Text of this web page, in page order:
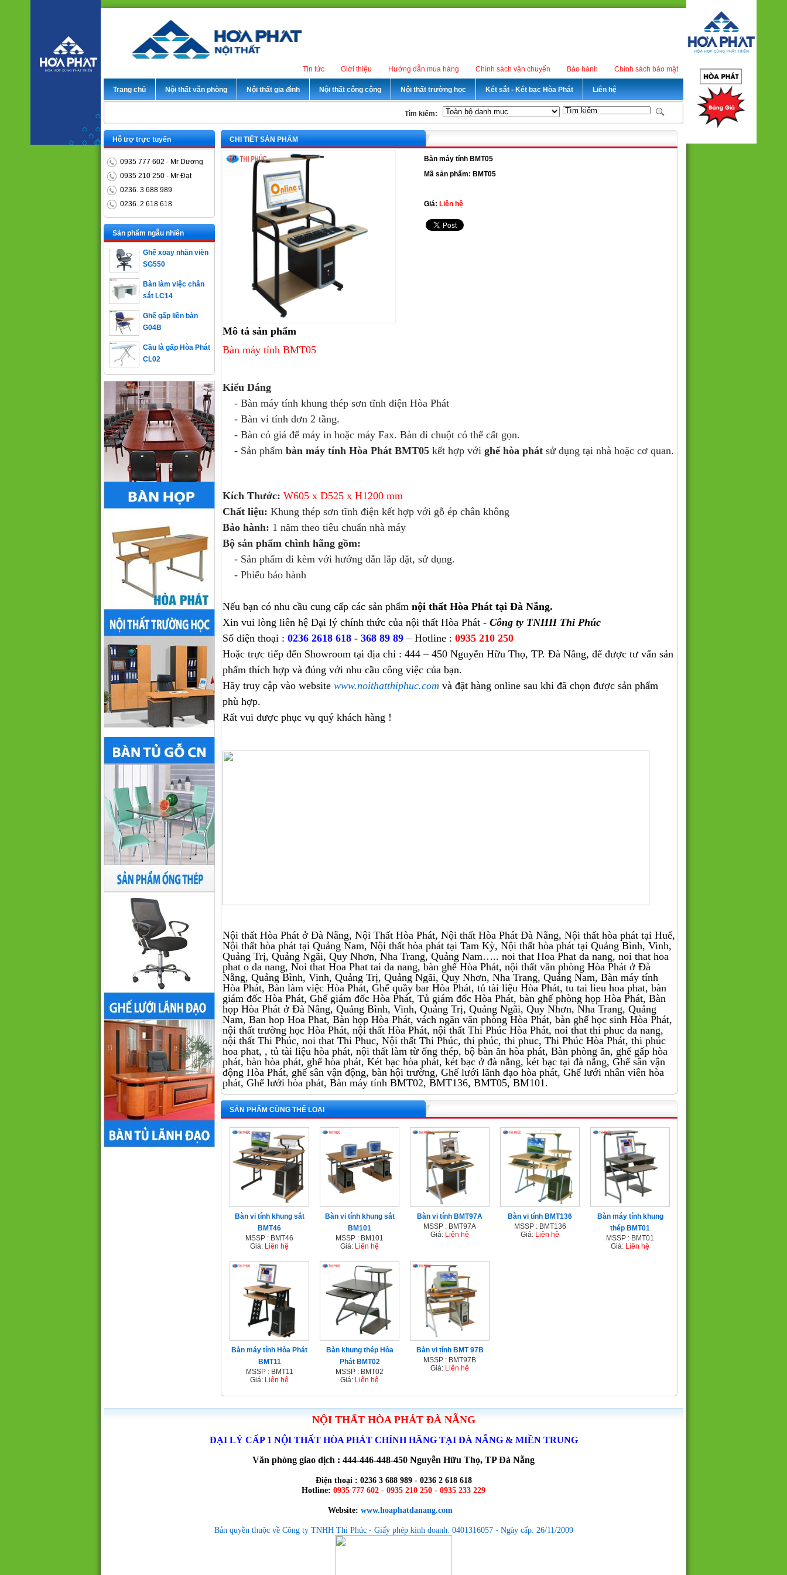
Chính sách bảo mật
Bảo hành
Chính sách vận chuyển
Hướng dẫn mua hàng
Giới thiệu
Tin tức
Trang chủ Nội thất văn phòng Nội thất gia đình Nội thất công cộng Nội thất trường học Két sắt - Két bạc Hòa Phát Liên hệ
Tìm kiếm:
CHI TIẾT SẢN PHẨM
Bàn máy tính BMT05
Mã sản phẩm: BMT05
Giá: Liên hệ
Mô tả sản phẩm
Bàn máy tính BMT05
Kiểu Dáng
- Bàn máy tính khung thép sơn tĩnh điện Hòa Phát
- Bàn vi tính đơn 2 tầng.
- Bàn có giá để máy in hoặc máy Fax. Bàn di chuột có thể cất gọn.
- Sản phẩm bàn máy tính Hòa Phát BMT05 kết hợp với ghế hòa phát sử dụng tại nhà hoặc cơ quan.
Kích Thước: W605 x D525 x H1200 mm
Chất liệu: Khung thép sơn tĩnh điện kết hợp với gỗ ép chân không
Bảo hành: 1 năm theo tiêu chuẩn nhà máy
Bộ sản phẩm chình hãng gồm:
- Sản phẩm đi kèm với hướng dẫn lắp đặt, sử dụng.
- Phiếu bảo hành
Nếu bạn có nhu cầu cung cấp các sản phẩm nội thất Hòa Phát tại Đà Nẵng.
Xin vui lòng liên hệ Đại lý chính thức của nội thất Hòa Phát - Công ty TNHH Thi Phúc
Số điện thoại : 0236 2618 618 - 368 89 89 – Hotline : 0935 210 250
Hoặc trực tiếp đến Showroom tại địa chỉ : 444 – 450 Nguyễn Hữu Thọ, TP. Đà Nẵng, để được tư vấn sản
phẩm thích hợp và đúng với nhu cầu công việc của bạn.
Hãy truy cập vào website www.noithatthiphuc.com và đặt hàng online sau khi đã chọn được sản phẩm
phù hợp.
Rất vui được phục vụ quý khách hàng !
Nội thất Hòa Phát ở Đà Nẵng, Nội Thất Hòa Phát, Nội thất Hòa Phát Đà Nẵng, Nội thất hòa phát tại Huế,
Nội thất hòa phát tại Quảng Nam, Nội thất hòa phát tại Tam Kỳ, Nội thất hòa phát tại Quảng Bình, Vinh,
Quảng Trị, Quảng Ngãi, Quy Nhơn, Nha Trang, Quảng Nam….. noi that Hoa Phat da nang, noi that hoa
phat o da nang, Noi that Hoa Phat tai da nang, bàn ghế Hòa Phát, nội thất văn phòng Hòa Phát ở Đà
Nẵng, Quảng Bình, Vinh, Quảng Trị, Quảng Ngãi, Quy Nhơn, Nha Trang, Quảng Nam, Bàn máy tính
Hòa Phát, Bàn làm việc Hòa Phát, Ghế quầy bar Hòa Phát, tủ tài liệu Hòa Phát, tu tai lieu hoa phat, bàn
giám đốc Hòa Phát, Ghế giám đốc Hòa Phát, Tủ giám đốc Hòa Phát, bàn ghế phòng họp Hòa Phát, Bàn
họp Hòa Phát ở Đà Nẵng, Quảng Bình, Vinh, Quảng Trị, Quảng Ngãi, Quy Nhơn, Nha Trang, Quảng
Nam, Ban hop Hoa Phat, Bàn họp Hòa Phát, vách ngăn văn phòng Hòa Phát, bàn ghế học sinh Hòa Phát,
nội thất trường học Hòa Phát, nội thất Hòa Phát, nội thất Thi Phúc Hòa Phát, noi that thi phuc da nang,
nội thất Thi Phúc, noi that Thi Phuc, Nội thất Thi Phúc, thi phúc, thi phuc, Thi Phúc Hòa Phát, thi phúc
hoa phat, , tủ tài liệu hòa phát, nội thất làm từ ống thép, bộ bàn ăn hòa phát, Bàn phòng ăn, ghế gấp hòa
phát, bàn hòa phát, ghế hòa phát, Két bạc hòa phát, két bạc ở đà nẵng, két bạc tại đà nẵng, Ghế sân vận
động Hòa Phát, ghế sân vận động, bàn hội trường, Ghế lưới lãnh đạo hòa phát, Ghế lưới nhân viên hòa
phát, Ghế lưới hòa phát, Bàn máy tính BMT02, BMT136, BMT05, BM101.
SẢN PHẨM CÙNG THỂ LOẠI
Bàn vi tính khung sắt
BMT46
MSSP : BMT46
Giá: Liên hệ
Bàn vi tính khung sắt
BM101
MSSP : BM101
Giá: Liên hệ
Bàn vi tính BMT97A
MSSP : BMT97A
Giá: Liên hệ
Bàn vi tính BMT136
MSSP : BMT136
Giá: Liên hệ
Bàn máy tính khung
thép BMT01
MSSP : BMT01
Giá: Liên hệ
Bàn máy tính Hòa Phát
BMT11
MSSP : BMT11
Giá: Liên hệ
Bàn khung thép Hòa
Phát BMT02
MSSP : BMT02
Giá: Liên hệ
Bàn vi tính BMT 97B
MSSP : BMT97B
Giá: Liên hệ
Hỗ trợ trực tuyến
0935 777 602 - Mr Dương
0935 210 250 - Mr Đạt
0236. 3 688 989
0236. 2 618 618
Sản phẩm ngẫu nhiên
ET1400D
Ghế xoay nhân viên
SG550
sắt LC14
G04B
CL02
NỘI THẤT HÒA PHÁT ĐÀ NẴNG
ĐẠI LÝ CẤP 1 NỘI THẤT HÒA PHÁT CHÍNH HÃNG TẠI ĐÀ NẴNG & MIỀN TRUNG
Văn phòng giao dịch : 444-446-448-450 Nguyễn Hữu Thọ, TP Đà Nẵng
Điện thoại : 0236 3 688 989 - 0236 2 618 618
Hotline: 0935 777 602 - 0935 210 250 - 0935 233 229
Website: www.hoaphatdanang.com
Bản quyền thuộc về Công ty TNHH Thi Phúc - Giấy phép kinh doanh: 0401316057 - Ngày cấp: 26/11/2009